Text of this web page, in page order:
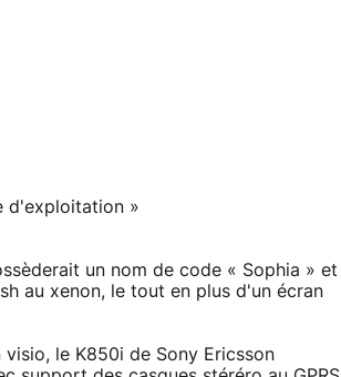
d'exploitation »
un nom de code « Sophia » et
au xenon, le tout en plus d'un écran
le K850i de Sony Ericsson